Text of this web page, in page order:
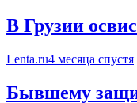
В Грузии
Lenta.ru4 месяца спустя
Бывшему